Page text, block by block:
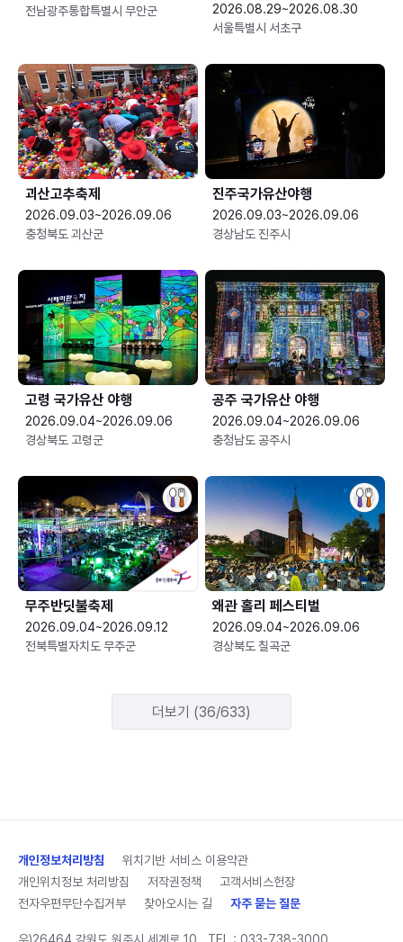
전남광주통합특별시 무안군
2026.08.29~2026.08.30
서울특별시 서초구
괴산고추축제
2026.09.03~2026.09.06
충청북도 괴산군
진주국가유산야행
2026.09.03~2026.09.06
경상남도 진주시
고령 국가유산 야행
2026.09.04~2026.09.06
경상북도 고령군
공주 국가유산 야행
2026.09.04~2026.09.06
충청남도 공주시
무주반딧불축제
2026.09.04~2026.09.12
전북특별자치도 무주군
왜관 홀리 페스티벌
2026.09.04~2026.09.06
경상북도 칠곡군
더보기 (36/633)
개인정보처리방침
위치기반 서비스 이용약관
개인위치정보 처리방침
저작권정책
고객서비스헌장
전자우편무단수집거부
찾아오시는 길 자주 묻는 질문